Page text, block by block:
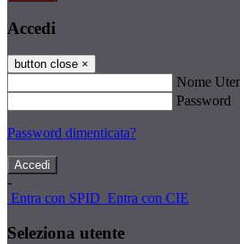
Accedi
button close ×
Nome
Password
Password dimenticata?
-
Entra con SPID Entra con CIE
Seleziona utente